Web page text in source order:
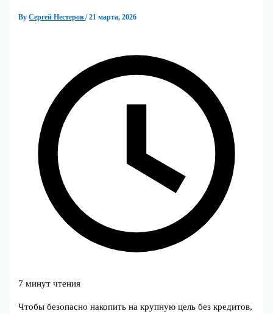
ByСергей Нестеров/21 марта, 2026
7 минут чтения
Чтобы безопасно накопить на крупную цель без кредитов,